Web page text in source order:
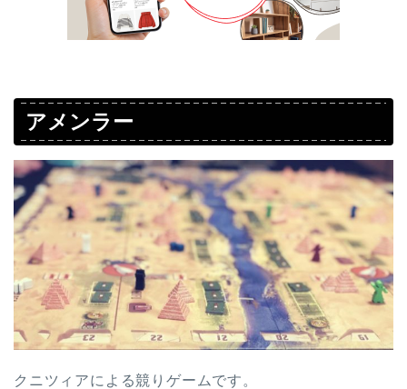
アメンラー
クニツィアによる競りゲームです。